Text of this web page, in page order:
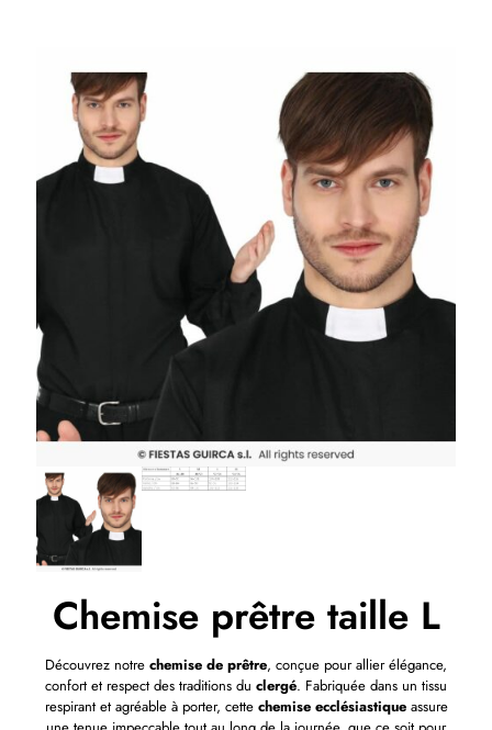
Chemise prêtre taille L
Découvrez notre chemise de prêtre, conçue pour allier élégance,
confort et respect des traditions du clergé. Fabriquée dans un tissu
respirant et agréable à porter, cette chemise ecclésiastiqueassure